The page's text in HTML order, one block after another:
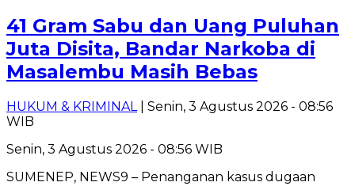
41 Gram Sabu dan Uang Puluhan
Juta Disita, Bandar Narkoba di
Masalembu Masih Bebas
HUKUM & KRIMINAL| Senin, 3 Agustus 2026 - 08:56
WIB
Senin, 3 Agustus 2026 - 08:56 WIB
SUMENEP, NEWS9 – Penanganan kasus dugaan